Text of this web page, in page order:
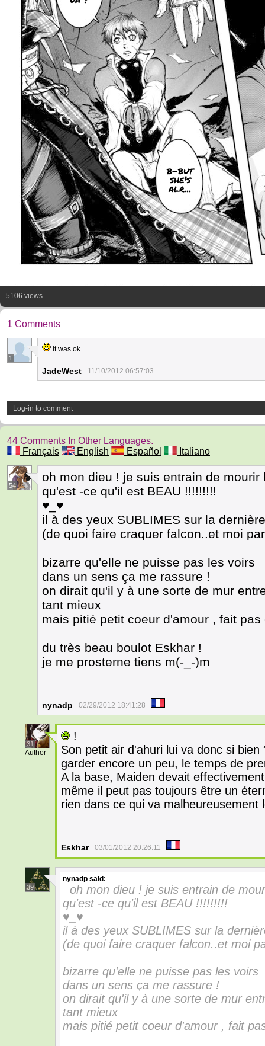
b-but
she's
alr...
5106 views
1 Comments
1
It was ok..
JadeWest 11/10/2012 06:57:03
Log-in to comment
44 Comments In Other Languages.
Français
English Español Italiano
54
oh mon dieu ! je suis entrain de mourir
qu'est -ce qu'il est BEAU !!!!!!!!!
♥_♥
il à des yeux SUBLIMES sur la
(de quoi faire craquer falcon..et moi
bizarre qu'elle ne puisse pas les voirs
dans un sens ça me rassure !
on dirait qu'il y à une sorte de mur
tant mieux
mais pitié petit coeur d'amour , fait
du très beau boulot Eskhar !
je me prosterne tiens m(-_-)m
nynadp 02/29/2012 18:41:28
31
Author
!
Son petit air d'ahuri lui va donc si
garder encore un peu, le temps de
A la base, Maiden devait
même il peut pas toujours être un
rien dans ce qui va
Eskhar 03/01/2012 20:26:11
39
nynadp said:
oh mon dieu ! je suis entrain de
qu'est -ce qu'il est BEAU !!!!!!!!!
♥_♥
il à des yeux SUBLIMES sur la
(de quoi faire craquer falcon..et moi
bizarre qu'elle ne puisse pas les voirs
dans un sens ça me rassure !
on dirait qu'il y à une sorte de mur
tant mieux
mais pitié petit coeur d'amour , fait